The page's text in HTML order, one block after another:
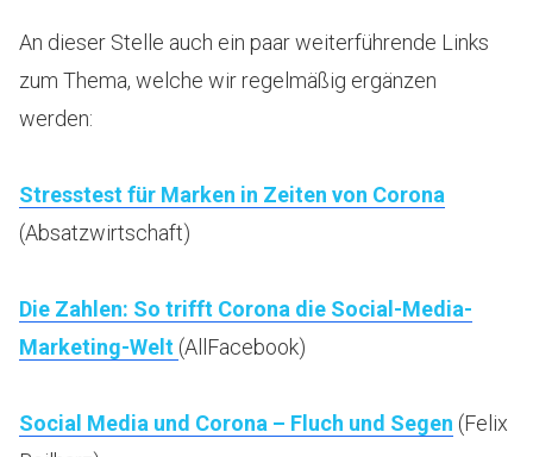
An dieser Stelle auch ein paar weiterführende Links
zum Thema, welche wir regelmäßig ergänzen
werden:
Stresstest für Marken in Zeiten von Corona
(Absatzwirtschaft)
Die Zahlen: So trifft Corona die Social-Media-
Marketing-Welt (AllFacebook)
Social Media und Corona – Fluch und Segen (Felix